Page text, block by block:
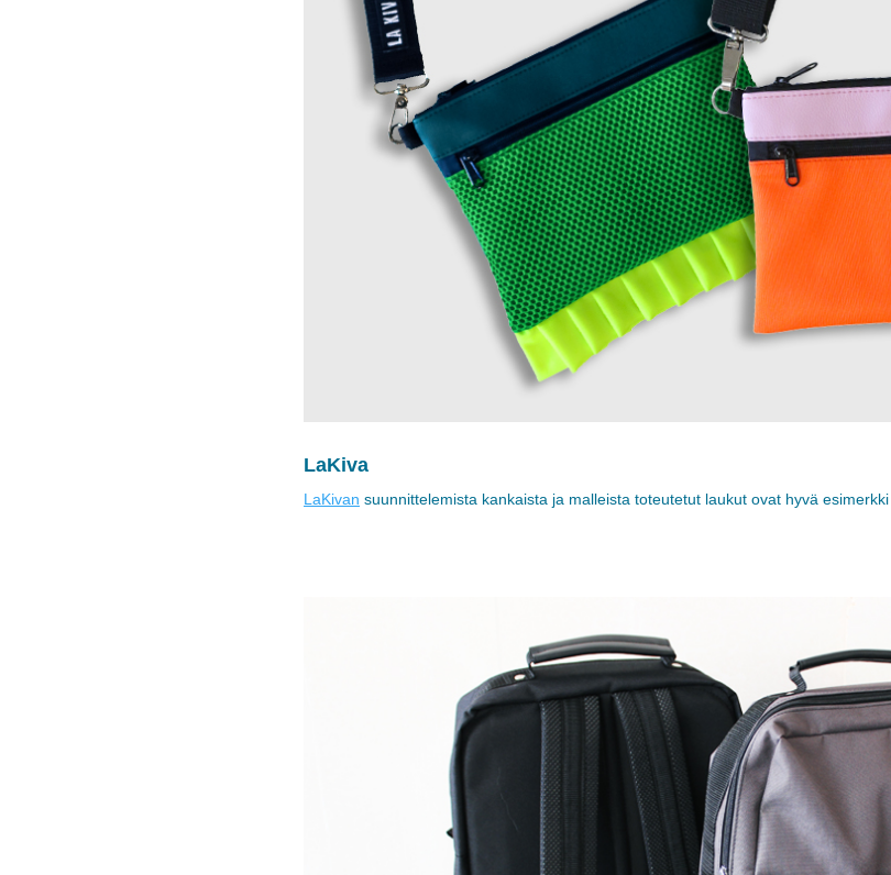
LaKiva
LaKivan suunnittelemista kankaista ja malleista toteutetut laukut ovat hyvä